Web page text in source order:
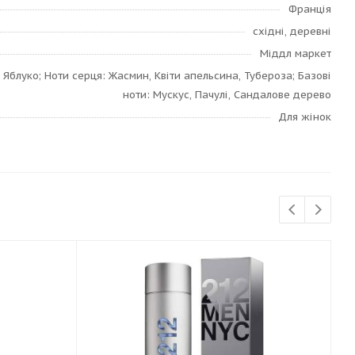
Франція
східні, деревні
Міддл маркет
Ноти серця: Жасмин, Квіти апельсина, Тубероза; Базові
ноти: Мускус, Пачулі, Сандалове дерево
Для жінок